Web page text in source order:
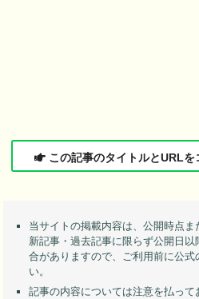
この記事のタイトルとURLを
当サイトの掲載内容は、公開時点
新記事・過去記事に限らず公開日
合がありますので、ご利用前に公式
い。
記事の内容については注意を払っ